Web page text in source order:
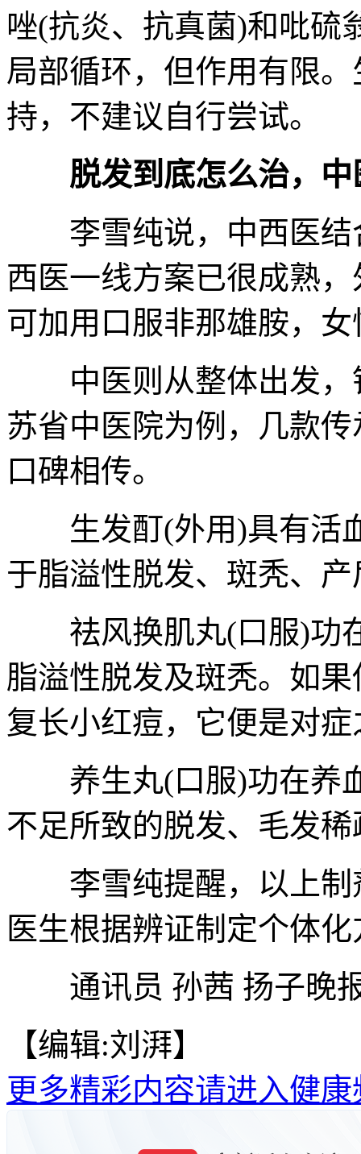
唑(抗炎、抗真菌)和吡硫
局部循环，但作用有限
持，不建议自行尝试。
脱发到底怎么治，
李雪纯说，中西医结
西医一线方案已很成熟
可加用口服非那雄胺，
中医则从整体出发，
苏省中医院为例，几款
口碑相传。
生发酊(外用)具有活
于脂溢性脱发、斑秃、
祛风换肌丸(口服)功
脂溢性脱发及斑秃。如
复长小红痘，它便是对症
养生丸(口服)功在养
不足所致的脱发、毛发稀
李雪纯提醒，以上制
医生根据辨证制定个体
通讯员 孙茜 扬子晚报
【编辑:刘湃】
更多精彩内容请进入健康